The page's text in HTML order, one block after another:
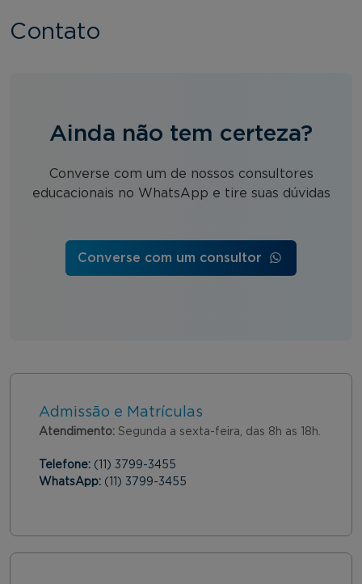
Contato
Ainda não tem certeza?
Converse com um de nossos consultores
educacionais no WhatsApp e tire suas dúvidas
Converse com um consultor
Admissão e Matrículas
Atendimento: Segunda a sexta-feira, das 8h as 18h.
Telefone: (11) 3799-3455
WhatsApp: (11) 3799-3455